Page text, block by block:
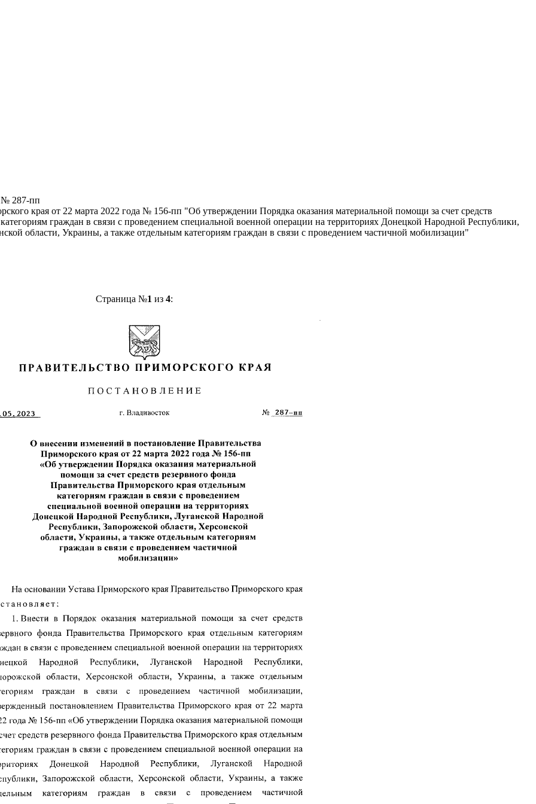
№ 287-пп
края от 22 марта 2022 года № 156-пп "Об утверждении Порядка оказания материальной помощи за счет средств
граждан в связи с проведением специальной военной операции на территориях Донецкой Народной Республики,
области, Украины, а также отдельным категориям граждан в связи с проведением частичной мобилизации"
Страница №1 из 4: